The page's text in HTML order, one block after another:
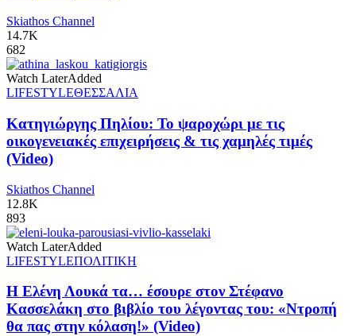
Skiathos Channel
14.7K
682
Watch LaterAdded
LIFESTYLEΘΕΣΣΑΛΙΑ
Κατηγιώργης Πηλίου: Το ψαροχώρι με τις
οικογενειακές επιχειρήσεις & τις χαμηλές τιμές
(Video)
Skiathos Channel
12.8K
893
Watch LaterAdded
LIFESTYLEΠΟΛΙΤΙΚΗ
Η Ελένη Λουκά τα… έσουρε στον Στέφανο
Κασσελάκη στο βιβλίο του λέγοντας του: «Ντροπή
θα πας στην κόλαση!» (Video)